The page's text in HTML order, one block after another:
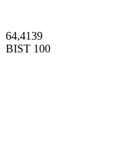
64,4139
BIST 100